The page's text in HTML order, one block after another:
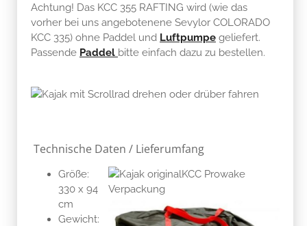
Achtung! Das KCC 355 RAFTING wird (wie das
vorher bei uns angebotenene Sevylor COLORADO
KCC 335) ohne Paddel und Luftpumpe geliefert.
Passende Paddel bitte einfach dazu zu bestellen.
Technische Daten / Lieferumfang
Größe:
330 x 94
cm
Gewicht: